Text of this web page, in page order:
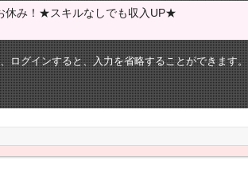
休み！★スキルなしでも収入UP★
ログインすると、入力を省略することができます。